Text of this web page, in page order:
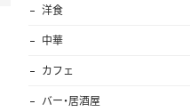
洋食
中華
カフェ
バー・居酒屋